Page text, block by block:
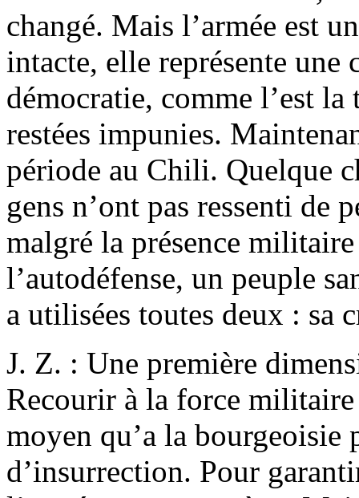
changé. Mais l’armée est
intacte, elle représente
démocratie, comme l’est
restées impunies.
période au Chili. Quelque
gens n’ont pas ressenti de
malgré la présence
l’autodéfense, un peuple
a utilisées toutes deux : sa
J. Z. : Une première
Recourir à la force
moyen qu’a la bourgeoisie
d’insurrection. Pour